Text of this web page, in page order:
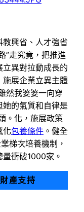
興省、人才強省
”走究竟，把推進
異對拉動成長的
施展企業立異主體
然我婆婆一向穿
的氣質和自律是
。化，施展政策
化包養條件 。健全
梯次培養機制，
衝破1000家。
產支持